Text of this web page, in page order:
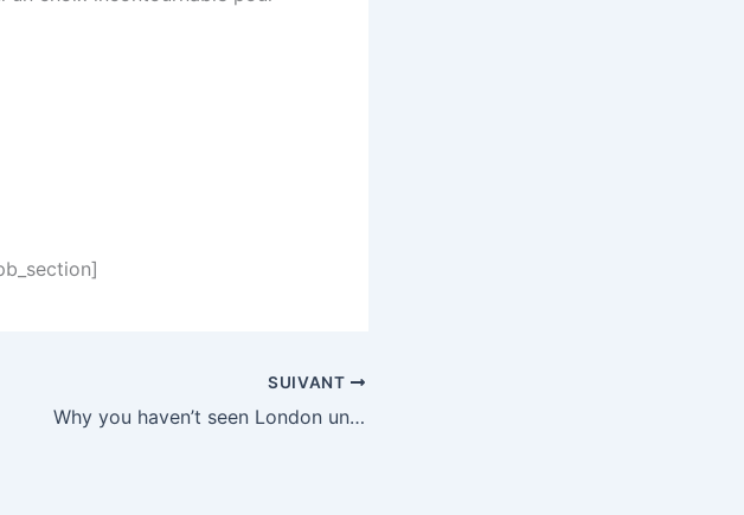
SUIVANT
Why you haven’t seen London until you’ve done this pub crawl